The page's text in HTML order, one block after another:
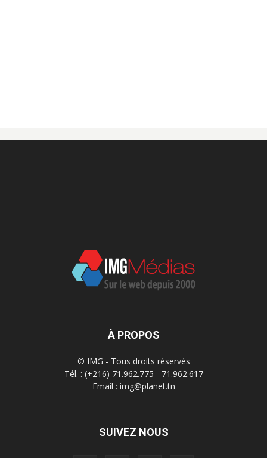
À PROPOS
© IMG - Tous droits réservés
Tél. : (+216) 71.962.775 - 71.962.617
Email : img@planet.tn
SUIVEZ NOUS